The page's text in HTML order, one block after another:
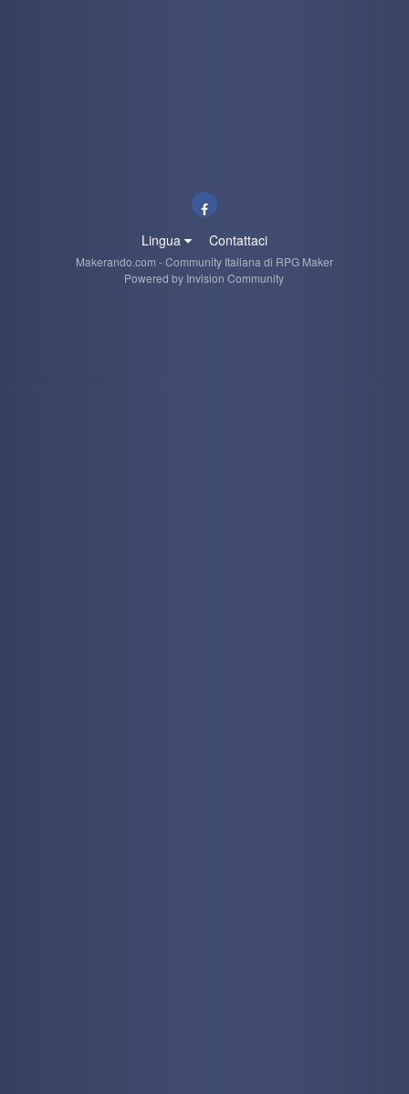
Lingua Contattaci
Makerando.com - Community Italiana di RPG Maker
Powered by Invision Community